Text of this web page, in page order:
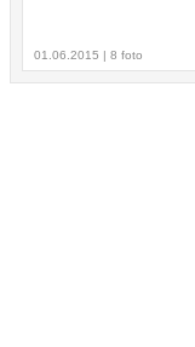
01.06.2015 | 8 foto